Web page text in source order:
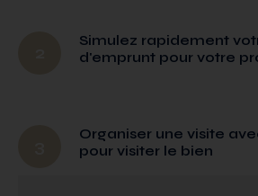
Simulez rapidement
d'emprunt pour votre
Organiser une visite
pour visiter le bien